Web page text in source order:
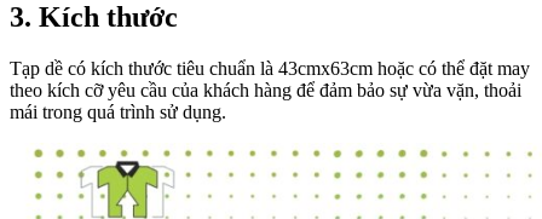
3. Kích thước
Tạp dề có kích thước tiêu chuẩn là 43cmx63cm hoặc có thể đặt may
theo kích cỡ yêu cầu của khách hàng để đảm bảo sự vừa vặn, thoải
mái trong quá trình sử dụng.